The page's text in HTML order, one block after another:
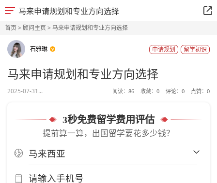
马来申请规划和专业方向选择
首页> 顾问主页> 马来申请规划和专业方向选择
石雅琳 留学初识
申请规划
马来申请规划和专业方向选择
2025-07-31... 阅读： 86 收藏： 0 评论： 0 点赞： 0
3秒免费留学费用评估
提前算一算，出国留学要花多少钱？